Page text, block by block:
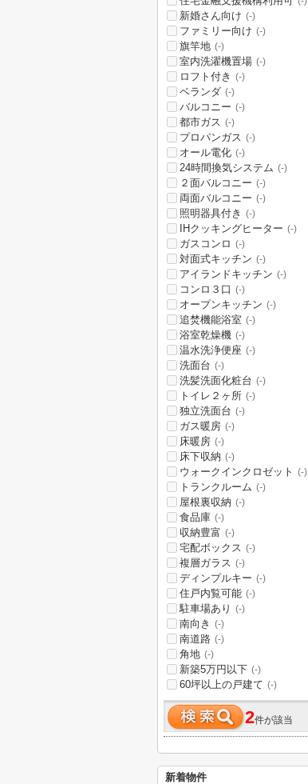
新婚さん向け (-)
ファミリー向け (-)
旗竿地 (-)
室内洗濯機置場 (-)
ロフト付き (-)
ベランダ (-)
バルコニー (-)
都市ガス (-)
プロパンガス (-)
オール電化 (-)
24時間換気システム (-)
２面バルコニー (-)
両面バルコニー (-)
照明器具付き (-)
IHクッキングヒーター (-)
ガスコンロ (-)
対面式キッチン (-)
アイランドキッチン (-)
コンロ３口 (-)
オープンキッチン (-)
追焚機能浴室 (-)
浴室乾燥機 (-)
温水洗浄便座 (-)
洗面台 (-)
洗髪洗面化粧台 (-)
トイレ２ヶ所 (-)
独立洗面台 (-)
ガス暖房 (-)
床暖房 (-)
床下収納 (-)
ウォークインクロゼット (-)
トランクルーム (-)
屋根裏収納 (-)
食品庫 (-)
収納豊富 (-)
宅配ボックス (-)
複層ガラス (-)
ディンプルキー (-)
住戸内覧可能 (-)
駐車場あり (-)
南向き (-)
南道路 (-)
角地 (-)
新築5万円以下 (-)
60坪以上の戸建て (-)
2件が該当
新着物件